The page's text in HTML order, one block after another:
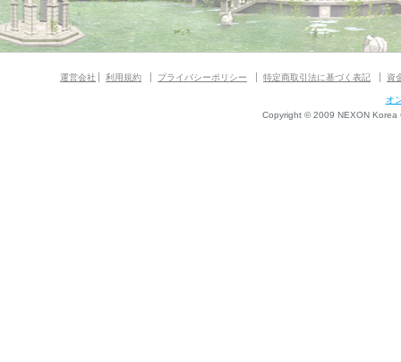
運営会社 利用規約 プライバシーポリシー 特定商取引法に基づく表記 資
オ
Copyright © 2009 NEXON Korea